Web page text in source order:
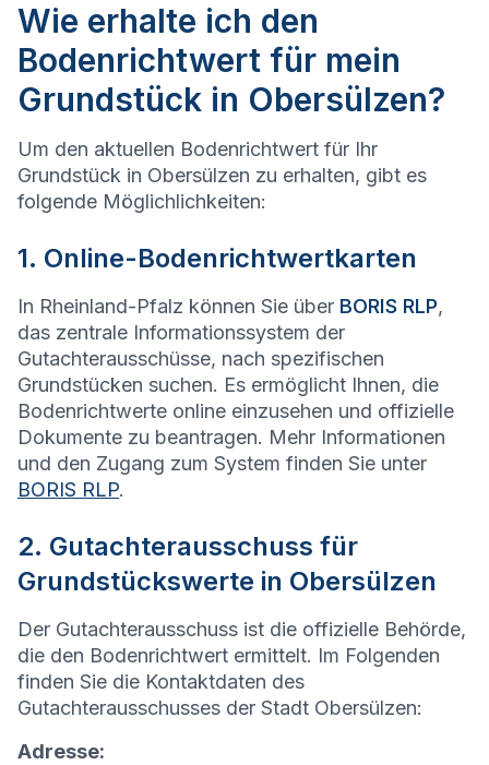
Wie erhalte ich den
Bodenrichtwert für mein
Grundstück in Obersülzen?
Um den aktuellen Bodenrichtwert für Ihr
Grundstück in Obersülzen zu erhalten, gibt es
folgende Möglichlichkeiten:
1. Online-Bodenrichtwertkarten
In Rheinland-Pfalz können Sie über BORIS RLP,
das zentrale Informationssystem der
Gutachterausschüsse, nach spezifischen
Grundstücken suchen. Es ermöglicht Ihnen, die
Bodenrichtwerte online einzusehen und offizielle
Dokumente zu beantragen. Mehr Informationen
und den Zugang zum System finden Sie unter
BORIS RLP.
2. Gutachterausschuss für
Grundstückswerte in Obersülzen
Der Gutachterausschuss ist die offizielle Behörde,
die den Bodenrichtwert ermittelt. Im Folgenden
finden Sie die Kontaktdaten des
Gutachterausschusses der Stadt Obersülzen:
Adresse: